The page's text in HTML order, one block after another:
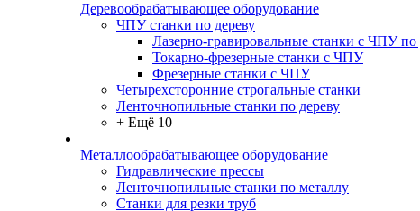
Деревообрабатывающее оборудование
ЧПУ станки по дереву
Лазерно-гравировальные станки с ЧПУ по
Токарно-фрезерные станки с ЧПУ
Фрезерные станки с ЧПУ
Четырехсторонние строгальные станки
Ленточнопильные станки по дереву
+ Ещё 10
Металлообрабатывающее оборудование
Гидравлические прессы
Ленточнопильные станки по металлу
Станки для резки труб